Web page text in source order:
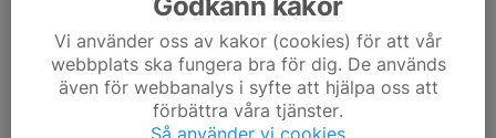
Kom i god tid ombytta och klara i era matchställ.
Vi använder oss av kakor (cookies) för att vår
webbplats ska fungera bra för dig. De används
även för webbanalys i syfte att hjälpa oss att
förbättra våra tjänster.
Så använder vi cookies